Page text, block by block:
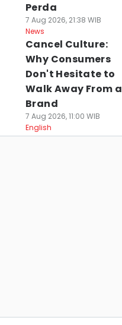
Perda
7 Aug 2026, 21:38 WIB
News
Cancel Culture:
Why Consumers
Don't Hesitate to
Walk Away From a
Brand
7 Aug 2026, 11:00 WIB
English